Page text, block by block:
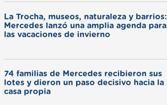
La Trocha, museos, naturaleza y barrios:
Mercedes lanzó una amplia agenda para
las vacaciones de invierno
74 familias de Mercedes recibieron sus
lotes y dieron un paso decisivo hacia la
casa propia